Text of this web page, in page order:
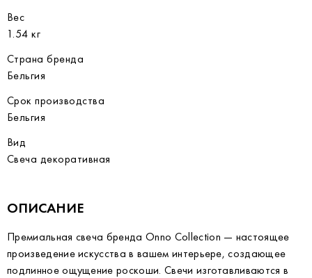
Вес
1.54 кг
Страна бренда
Бельгия
Срок производства
Бельгия
Вид
Свеча декоративная
ОПИСАНИЕ
Премиальная свеча бренда Onno Collection — настоящее
произведение искусства в вашем интерьере, создающее
подлинное ощущение роскоши. Свечи изготавливаются в